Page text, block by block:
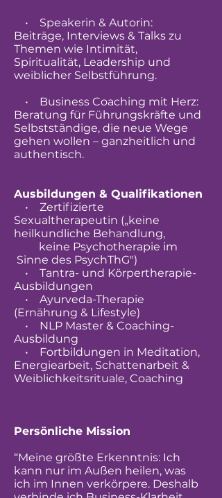
• Speakerin & Autorin:
Beiträge, Interviews & Talks zu
Themen wie Intimität,
Spiritualität, Leadership und
weiblicher Selbstführung.
• Business Coaching mit Herz:
Beratung für Führungskräfte und
Selbstständige, die neue Wege
gehen wollen – ganzheitlich und
authentisch.
Ausbildungen & Qualifikationen
• Zertifizierte
Sexualtherapeutin („keine
heilkundliche Behandlung,
keine Psychotherapie im
Sinne des PsychThG")
• Tantra- und Körpertherapie-
Ausbildungen
• Ayurveda-Therapie
(Ernährung & Lifestyle)
• NLP Master & Coaching-
Ausbildung
• Fortbildungen in Meditation,
Energiearbeit, Schattenarbeit &
Weiblichkeitsrituale, Coaching
Persönliche Mission
“Meine größte Erkenntnis: Ich
kann nur im Außen heilen, was
ich im Innen verkörpere. Deshalb